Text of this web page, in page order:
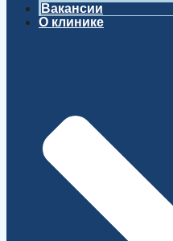
Вакансии
О клинике